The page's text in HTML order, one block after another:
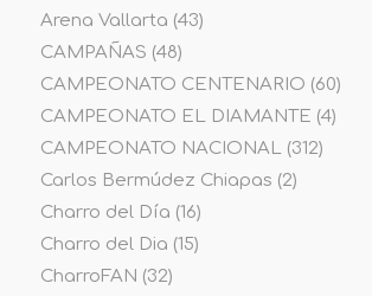
Arena Vallarta (43)
CAMPAÑAS (48)
CAMPEONATO CENTENARIO (60)
CAMPEONATO EL DIAMANTE (4)
CAMPEONATO NACIONAL(312)
Carlos Bermúdez Chiapas (2)
Charro del Día (16)
Charro del Dia (15)
CharroFAN (32)